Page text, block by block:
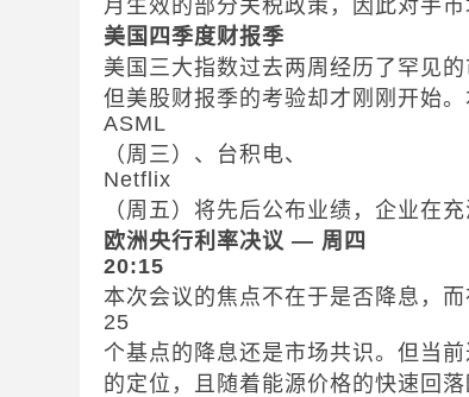
月生效的部分关税政策，因此对手
美国四季度财报季
美国三大指数过去两周经历了罕见
但美股财报季的考验却才刚刚开始
ASML
（周三）、台积电、
Netflix
（周五）将先后公布业绩，企业在
欧洲央行利率决议 — 周四
20:15
本次会议的焦点不在于是否降息，
25
个基点的降息还是市场共识。但当
的定位，且随着能源价格的快速回